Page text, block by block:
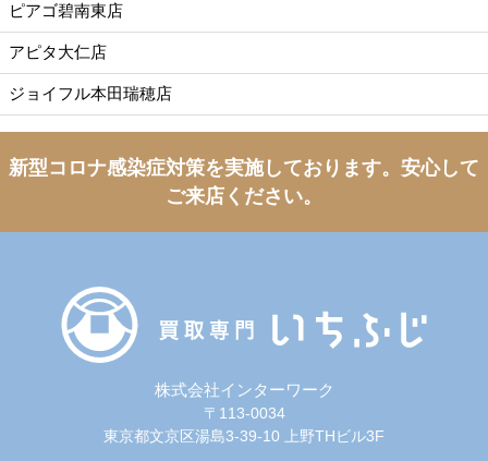
ピアゴ碧南東店
アピタ大仁店
ジョイフル本田瑞穂店
新型コロナ感染症対策を実施しております。 安心して
ご来店ください。
株式会社インターワーク
〒113-0034
東京都文京区湯島3-39-10 上野THビル3F